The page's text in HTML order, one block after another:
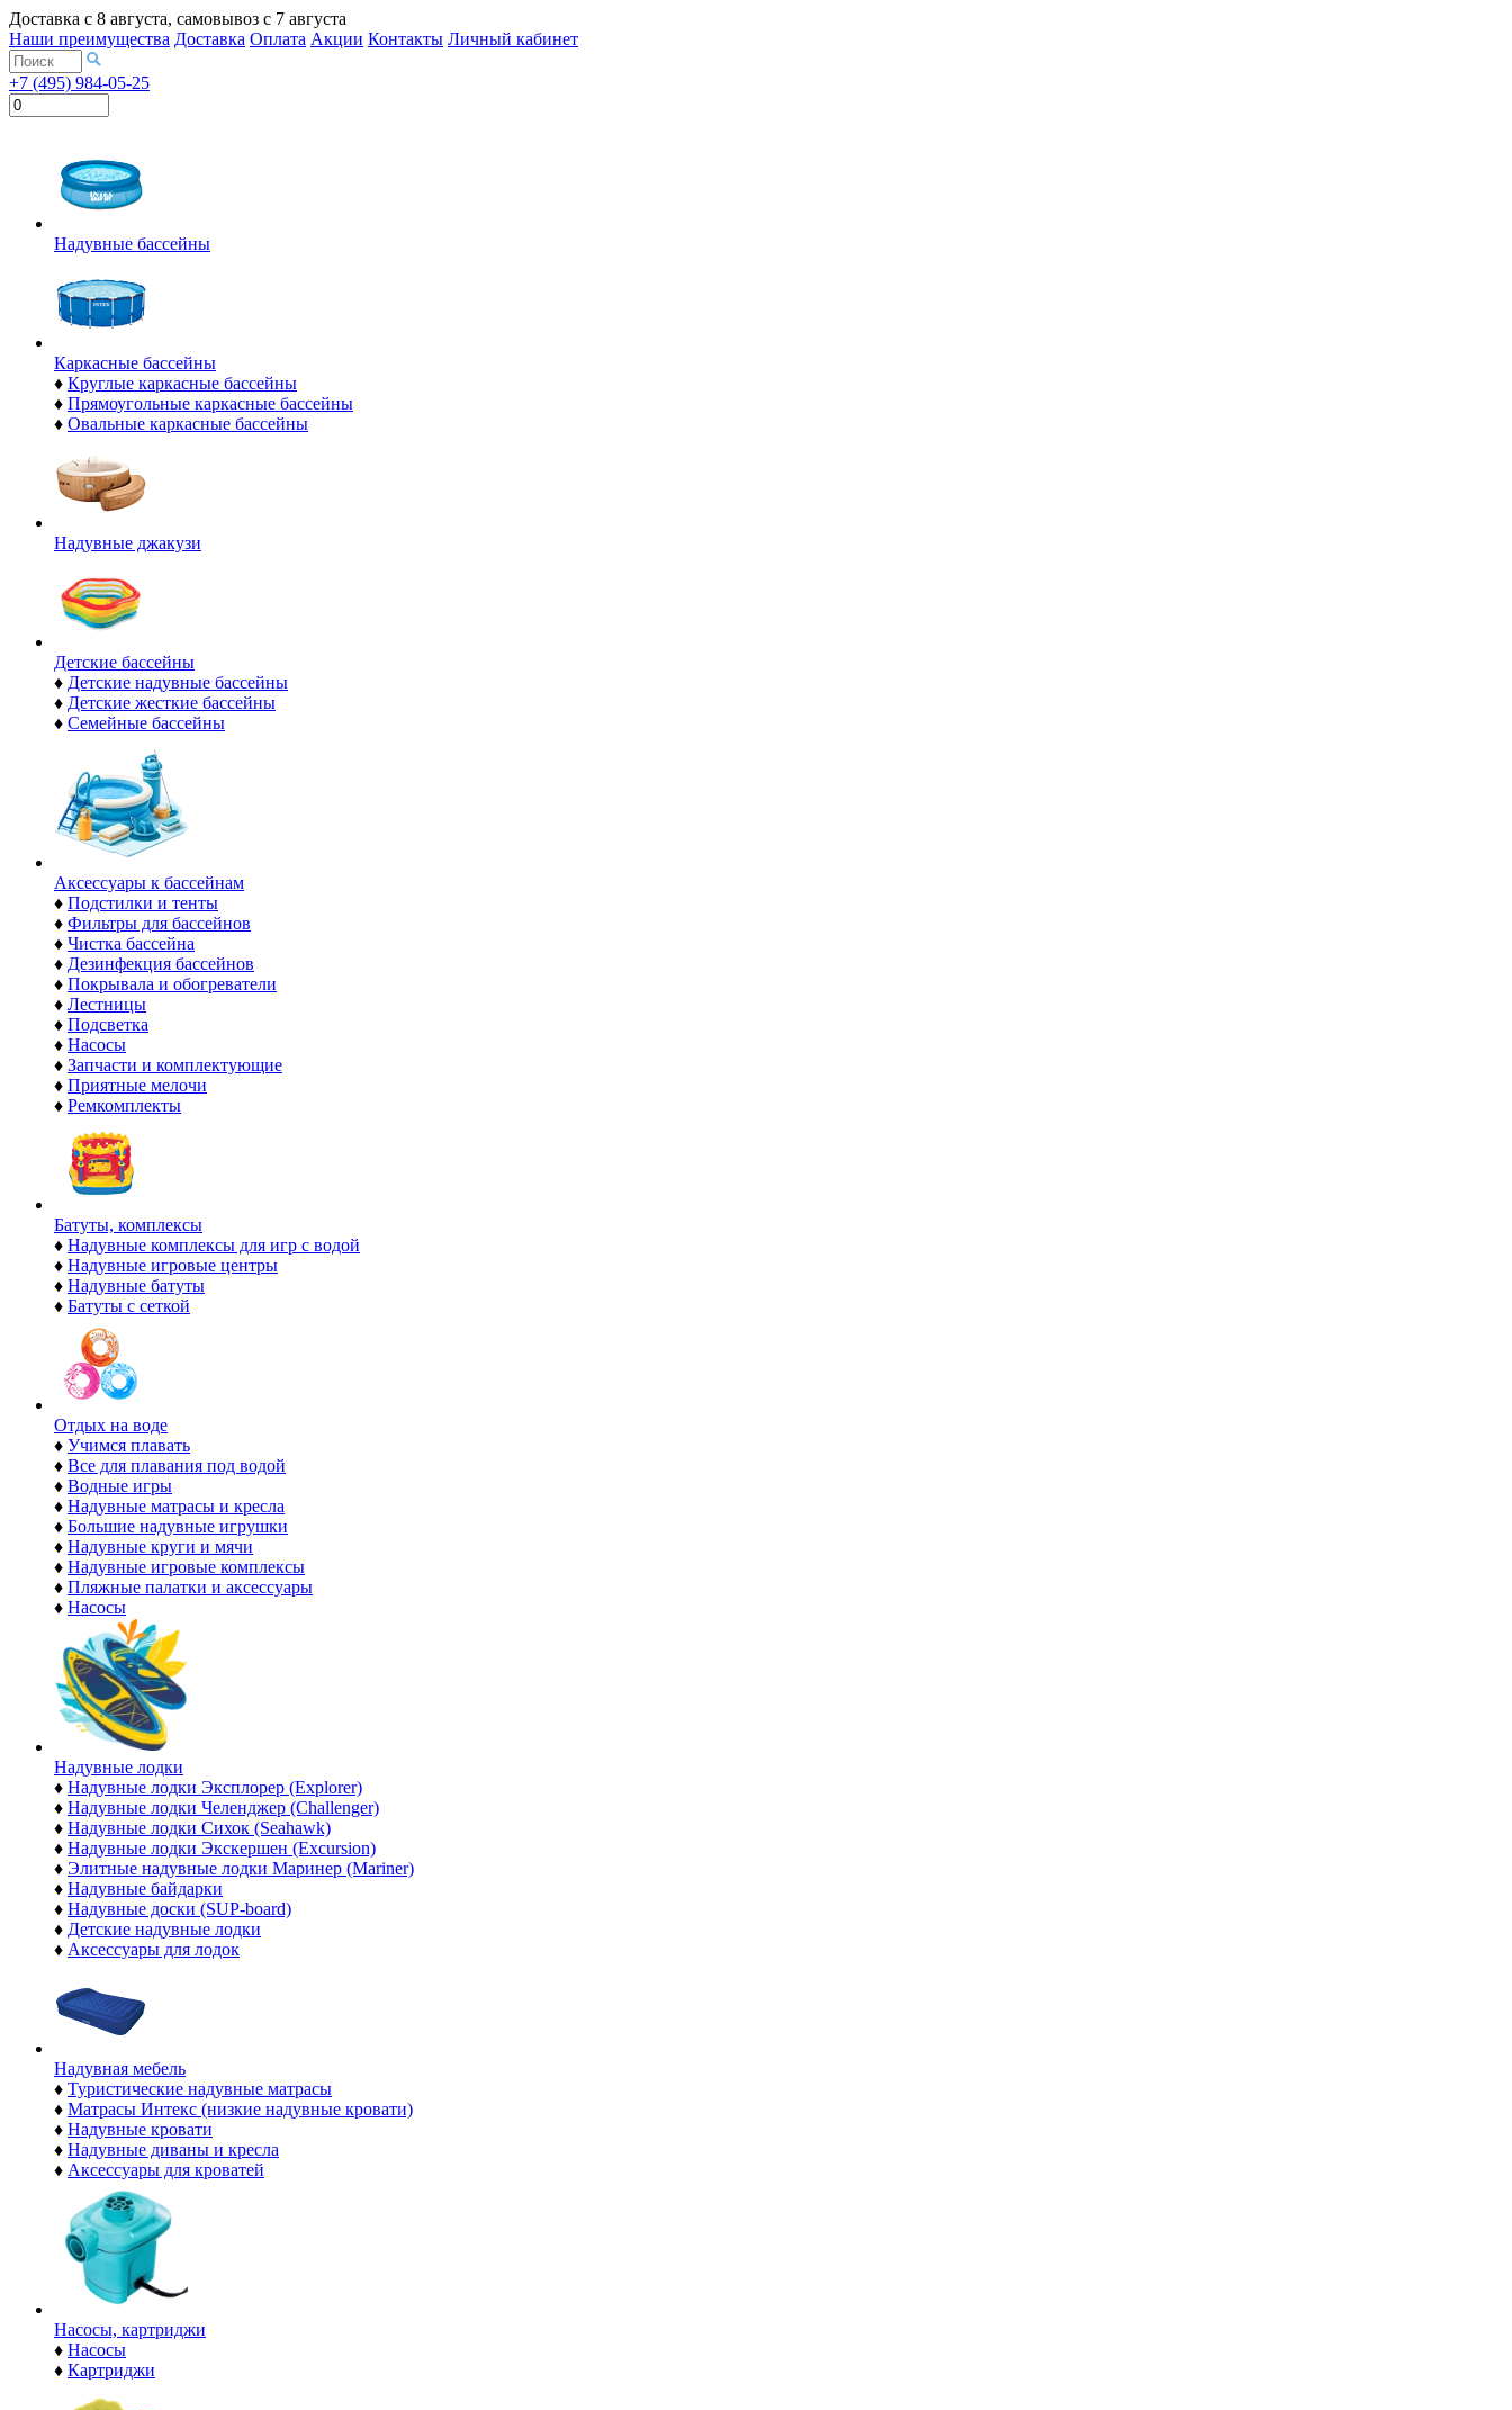
Доставка с 8 августа, самовывоз с 7 августа
Наши преимущества Доставка Оплата Акции Контакты Личный кабинет
+7 (495) 984-05-25
Надувные бассейны
Каркасные бассейны
♦ Круглые каркасные бассейны
♦ Прямоугольные каркасные бассейны
♦ Овальные каркасные бассейны
Надувные джакузи
Детские бассейны
♦ Детские надувные бассейны
♦ Детские жесткие бассейны
♦ Семейные бассейны
Аксессуары к бассейнам
♦ Подстилки и тенты
♦ Фильтры для бассейнов
♦ Чистка бассейна
♦ Дезинфекция бассейнов
♦ Покрывала и обогреватели
♦ Лестницы
♦ Подсветка
♦ Насосы
♦ Запчасти и комплектующие
♦ Приятные мелочи
♦ Ремкомплекты
Батуты, комплексы
♦ Надувные комплексы для игр с водой
♦ Надувные игровые центры
♦ Надувные батуты
♦ Батуты с сеткой
Отдых на воде
♦ Учимся плавать
♦ Все для плавания под водой
♦ Водные игры
♦ Надувные матрасы и кресла
♦ Большие надувные игрушки
♦ Надувные круги и мячи
♦ Надувные игровые комплексы
♦ Пляжные палатки и аксессуары
♦ Насосы
Надувные лодки
♦ Надувные лодки Эксплорер (Explorer)
♦ Надувные лодки Челенджер (Challenger)
♦ Надувные лодки Сихок (Seahawk)
♦ Надувные лодки Экскершен (Excursion)
♦ Элитные надувные лодки Маринер (Mariner)
♦ Надувные байдарки
♦ Надувные доски (SUP-board)
♦ Детские надувные лодки
♦ Аксессуары для лодок
Надувная мебель
♦ Туристические надувные матрасы
♦ Матрасы Интекс (низкие надувные кровати)
♦ Надувные кровати
♦ Надувные диваны и кресла
♦ Аксессуары для кроватей
Насосы, картриджи
♦ Насосы
♦ Картриджи